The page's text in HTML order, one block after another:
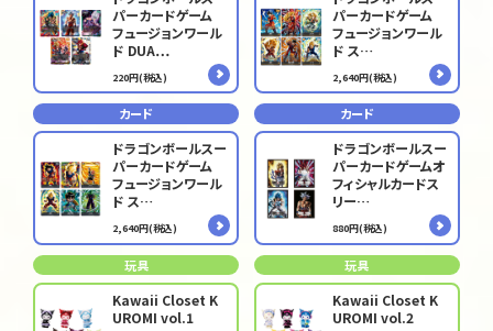
パーカードゲーム
フュージョンワール
ド DUA…
220円(税込)
パーカードゲーム
フュージョンワール
ド ス…
2,640円(税込)
カード
ドラゴンボールスー
パーカードゲーム
フュージョンワール
ド ス…
2,640円(税込)
カード
ドラゴンボールスー
パーカードゲームオ
フィシャルカードス
リー…
880円(税込)
玩具
Kawaii Closet K
UROMI vol.1
玩具
Kawaii Closet K
UROMI vol.2